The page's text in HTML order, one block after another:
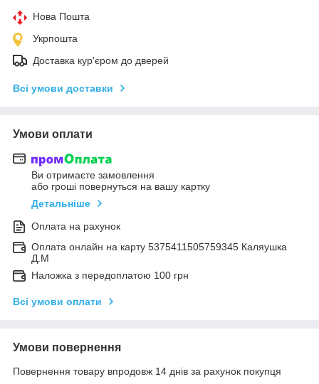
Нова Пошта
Укрпошта
Доставка кур'єром до дверей
Всі умови доставки
Умови оплати
Ви отримаєте замовлення
або гроші повернуться на вашу картку
Детальніше
Оплата на рахунок
Оплата онлайн на карту 5375411505759345 Каляушка
Д.М
Наложка з передоплатою 100 грн
Всі умови оплати
Умови повернення
Повернення товару впродовж 14 днів за рахунок покупця